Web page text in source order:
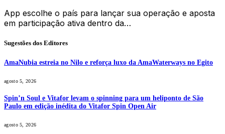
App escolhe o país para lançar sua operação e aposta
em participação ativa dentro da…
Sugestões dos Editores
AmaNubia estreia no Nilo e reforça luxo da AmaWaterways no Egito
agosto 5, 2026
Spin’n Soul e Vitafor levam o spinning para um heliponto de São
Paulo em edição inédita do Vitafor Spin Open Air
agosto 5, 2026